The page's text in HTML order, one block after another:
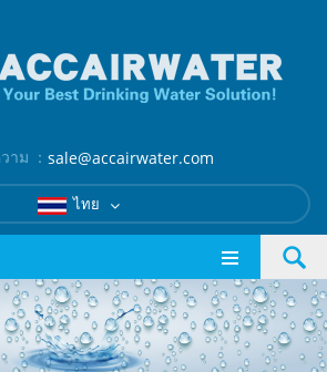
าม ： sale@accairwater.com
ไทย